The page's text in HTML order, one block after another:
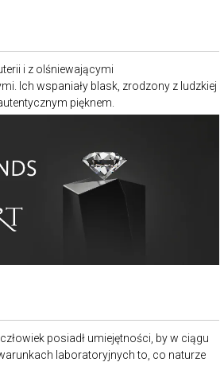
i z olśniewającymi
Ich wspaniały blask, zrodzony z ludzkiej
pięknem.
posiadł umiejętności, by w ciągu
laboratoryjnych to, co naturze